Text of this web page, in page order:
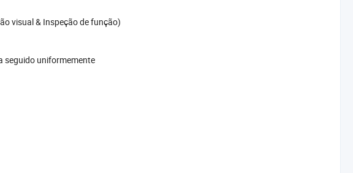
visual & Inspeção de função)
seguido uniformemente